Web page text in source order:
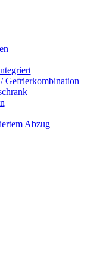
Gefrierkombination
Abzug